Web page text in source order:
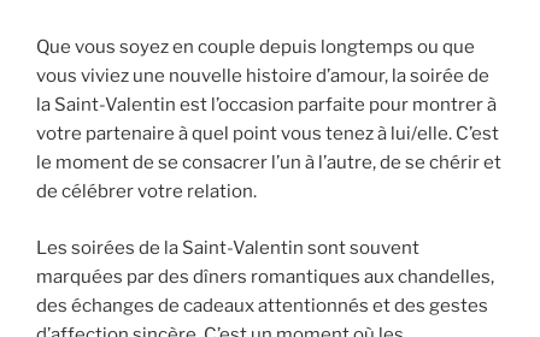
Que vous soyez en couple depuis longtemps ou que
vous viviez une nouvelle histoire d’amour, la soirée de
la Saint-Valentin est l’occasion parfaite pour montrer à
votre partenaire à quel point vous tenez à lui/elle. C’est
le moment de se consacrer l’un à l’autre, de se chérir et
de célébrer votre relation.
Les soirées de la Saint-Valentin sont souvent
marquées par des dîners romantiques aux chandelles,
des échanges de cadeaux attentionnés et des gestes